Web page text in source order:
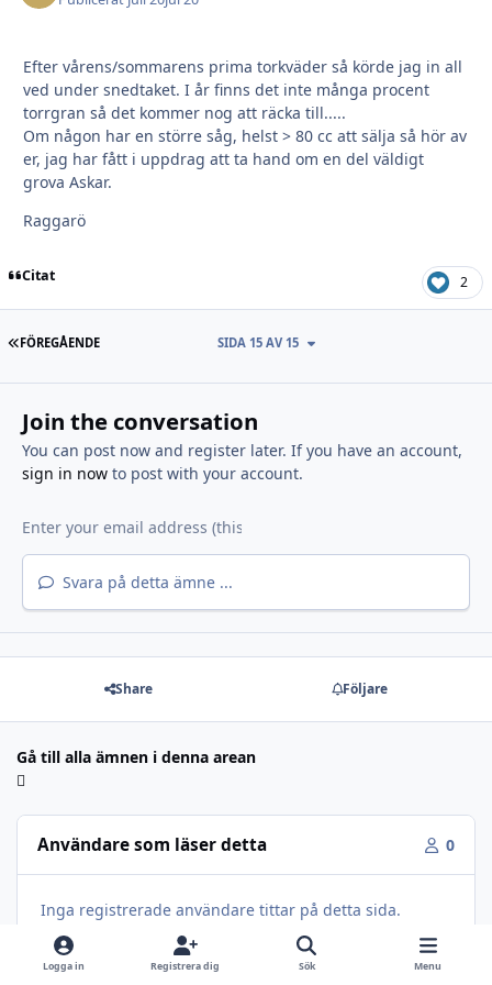
Efter vårens/sommarens prima torkväder så körde jag in all
ved under snedtaket. I år finns det inte många procent
torrgran så det kommer nog att räcka till.....
Om någon har en större såg, helst > 80 cc att sälja så hör av
er, jag har fått i uppdrag att ta hand om en del väldigt
grova Askar.
Raggarö
Citat 2
FÖRSTA SIDAN
FÖREGÅENDE SIDA 15 AV 15
Join the conversation
You can post now and register later. If you have an account,
sign in nowto post with your account.
Svara på detta ämne ...
Share Följare
Gå till alla ämnen i denna arean
Användare som läser detta 0
Inga registrerade användare tittar på detta sida.
Logga in Registrera dig Sök Menu